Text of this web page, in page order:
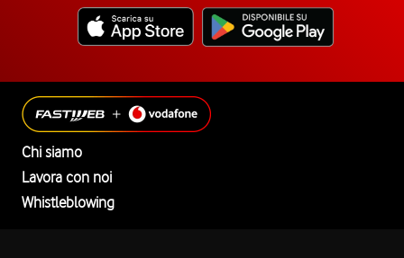
Chi siamo
Lavora con noi
Whistleblowing